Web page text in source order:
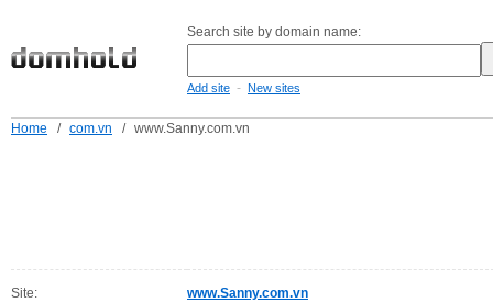
Search site by domain name:
Add site - New sites
Home / com.vn / www.Sanny.com.vn
Site: www.Sanny.com.vn